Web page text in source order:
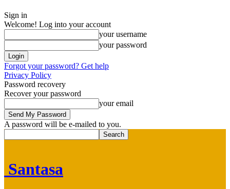
Sign in
Welcome! Log into your account
your username
your password
Forgot your password? Get help
Privacy Policy
Password recovery
Recover your password
your email
A password will be e-mailed to you.
Santasa